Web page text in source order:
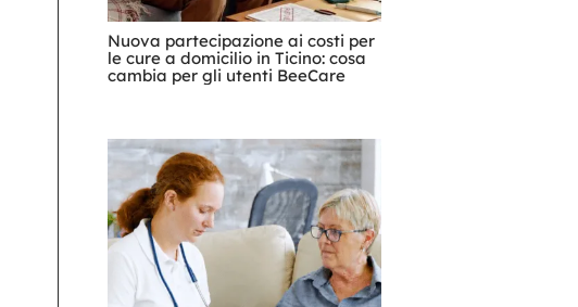
Nuova partecipazione ai costi per
le cure a domicilio in Ticino: cosa
cambia per gli utenti BeeCare